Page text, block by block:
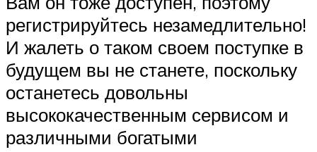
регистрируйтесь незамедлительно!
И жалеть о таком своем поступке в
будущем вы не станете, поскольку
останетесь довольны
высококачественным сервисом и
различными богатыми